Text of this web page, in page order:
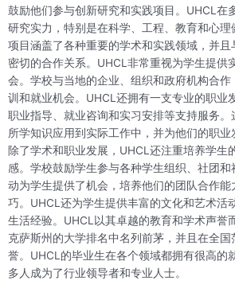
鼓励他们参与创新研究和实践项目。UHCL在
研究实力，特别是在科学、工程、教育和心
项目涵盖了各种重要的学术和实践领域，并
密切的合作关系。UHCL非常重视为学生提供
会。学校与当地的企业、组织和政府机构合
训和就业机会。UHCL还拥有一支专业的职业
职业指导、就业咨询和实习安排等支持服务
所学知识应用到实际工作中，并为他们的职业
除了学术和职业发展，UHCL还注重培养学生
感。学校鼓励学生参与各种学生组织、社团
动为学生提供了机会，培养他们的团队合作
巧。UHCL还为学生提供丰富的文化和艺术活
生活经验。UHCL以其卓越的教育和学术声誉
克萨斯州的大学排名中名列前茅，并且在全
誉。UHCL的毕业生在各个领域都拥有很高的
多人成为了行业领导者和专业人士。